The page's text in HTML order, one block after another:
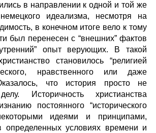
в направлении к одной и той же
идеализма, несмотря на
в конечном итоге вело к тому
был перенесен с “внешних” фактов
опыт верующих. В такой
становилось “религией
нравственного или даже
что история просто не
Историчность христианства
постоянного “исторического
идеями и принципами,
определенных условиях времени и